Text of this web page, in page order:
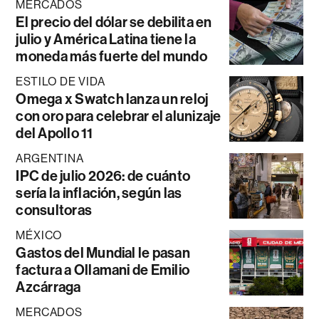
MERCADOS
El precio del dólar se debilita en
julio y América Latina tiene la
moneda más fuerte del mundo
ESTILO DE VIDA
Omega x Swatch lanza un reloj
con oro para celebrar el alunizaje
del Apollo 11
ARGENTINA
IPC de julio 2026: de cuánto
sería la inflación, según las
consultoras
MÉXICO
Gastos del Mundial le pasan
factura a Ollamani de Emilio
Azcárraga
MERCADOS